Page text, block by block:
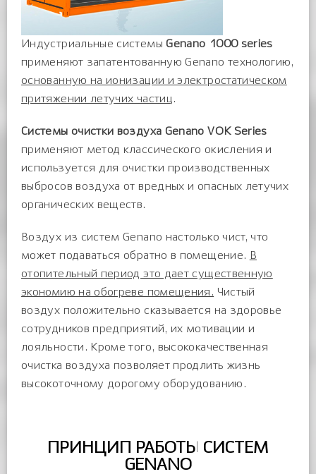
Индустриальные системы Genano 1000 series
применяют запатентованную Genano технологию,
основанную на ионизации и электростатическом
притяжении летучих частиц .
Системы очистки воздуха Genano VOK Series
применяют метод классического окисления и
используется для очистки производственных
выбросов воздуха от вредных и опасных летучих
органических веществ.
Воздух из систем Genano настолько чист, что
может подаваться обратно в помещение. В
отопительный период это дает существенную
экономию на обогреве помещения. Чистый
воздух положительно сказывается на здоровье
сотрудников предприятий, их мотивации и
лояльности. Кроме того, высококачественная
очистка воздуха позволяет продлить жизнь
высокоточному дорогому оборудованию.
ПРИНЦИП РАБОТЫ СИСТЕМ
GENANO